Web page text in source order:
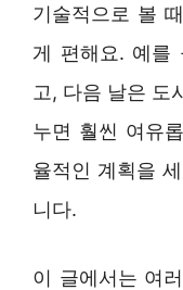
기술적으로 볼
게 편해요. 예를
고, 다음 날은 도
누면 훨씬 여유
율적인 계획을
니다.
이 글에서는 여